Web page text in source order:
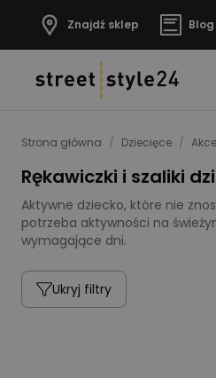
Znajdź sklep Blog
Strona główna / Dziecięce /
Rękawiczki i szaliki
Aktywne dziecko, które nie
potrzeba aktywności na
wymagające dni.
Ukryj filtry